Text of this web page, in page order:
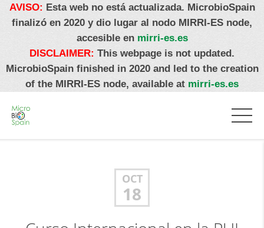
AVISO: Esta web no está actualizada. MicrobioSpain
finalizó en 2020 y dio lugar al nodo MIRRI-ES node,
accesible en mirri-es.es
DISCLAIMER: This webpage is not updated.
MicrobioSpain finished in 2020 and led to the creation
of the MIRRI-ES node, available at mirri-es.es
OCT
18